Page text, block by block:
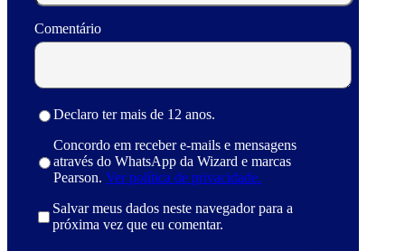
Comentário
Declaro ter mais de 12 anos.
Concordo em receber e-mails e mensagens
através do WhatsApp da Wizard e marcas
Pearson. Ver política de privacidade.
Salvar meus dados neste navegador para a
próxima vez que eu comentar.